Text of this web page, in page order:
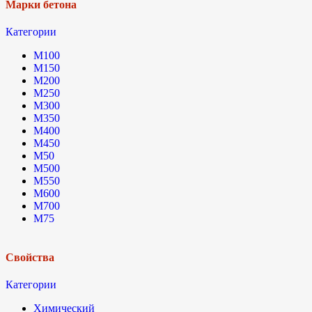
Марки бетона
Категории
М100
М150
М200
М250
М300
М350
М400
М450
М50
М500
М550
М600
М700
М75
Свойства
Категории
Химический